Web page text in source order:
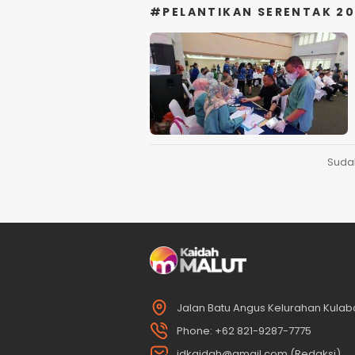
#PELANTIKAN SERENTAK
Jalan Batu Angus Kelurahan
Phone: +62 821-9287-7775